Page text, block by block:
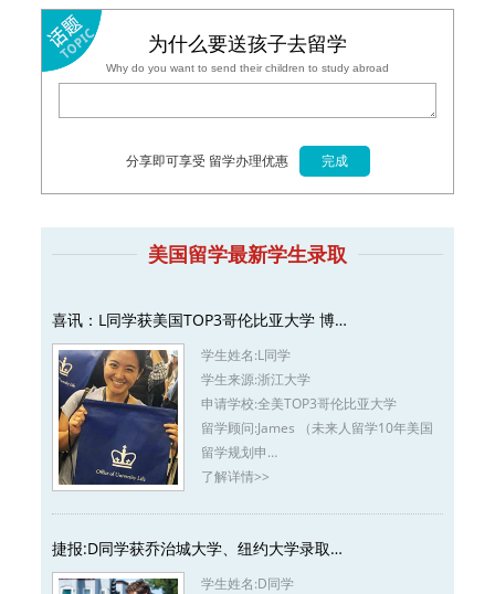
为什么要送孩子去留学
Why do you want to send their children to study abroad
分享即可享受 留学办理优惠
美国留学最新学生录取
喜讯：L同学获美国TOP3哥伦比亚大学 博…
学生姓名:L同学
学生来源:浙江大学
申请学校:全美TOP3哥伦比亚大学
留学顾问:James （未来人留学10年美国
留学规划申…
了解详情>>
捷报:D同学获乔治城大学、纽约大学录取…
学生姓名:D同学